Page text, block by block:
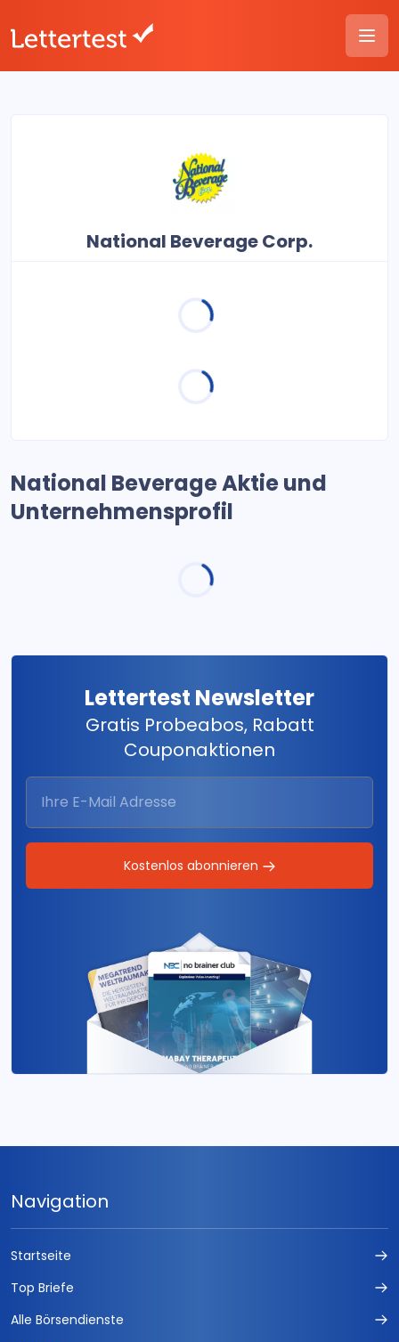
National Beverage Corp.
National Beverage Aktie und
Unternehmensprofil
Lettertest Newsletter
Gratis Probeabos, Rabatt
Couponaktionen
Kostenlos abonnieren
Navigation
Startseite
Top Briefe
Alle Börsendienste